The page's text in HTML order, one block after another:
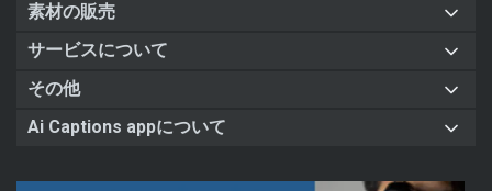
素材の販売
サービスについて
その他
Ai Captions appについて